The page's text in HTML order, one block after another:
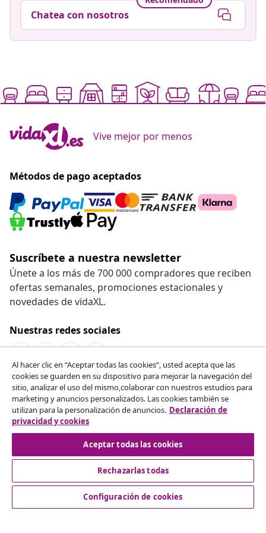
Chatea con nosotros
Vive mejor por menos
Métodos de pago aceptados
Suscríbete a nuestra newsletter
Únete a los más de 700 000 compradores que reciben
ofertas semanales, promociones estacionales y
novedades de vidaXL.
Nuestras redes sociales
Desistir del contrato
Solicita la cancelación de tu pedido.
Desistir del contrato
Servicio al Cliente
Al hacer clic en “Aceptar todas las cookies”, usted acepta que las
cookies se guarden en su dispositivo para mejorar la navegación del
sitio, analizar el uso del mismo,colaborar con nuestros estudios para
marketing y anuncios personalizados. Las cookies también se
utilizan para la personalización de anuncios. Declaración de
privacidad y cookies
Aceptar todas las cookies
Rechazarlas todas
Configuración de cookies